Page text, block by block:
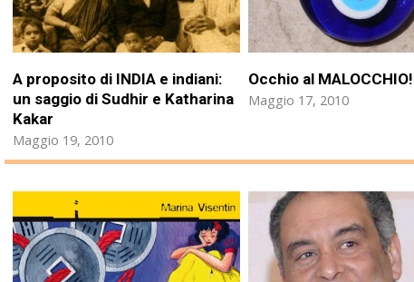
A proposito di INDIA e indiani:
un saggio di Sudhir e Katharina
Kakar
Maggio 19, 2010
Occhio al MALOCCHIO!
Maggio 17, 2010